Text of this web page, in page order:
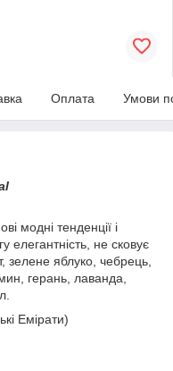
Оплата Умови
модні тенденції і
елегантність, не сковує
зелене яблуко, чебрець,
герань, лаванда,
Емірати)